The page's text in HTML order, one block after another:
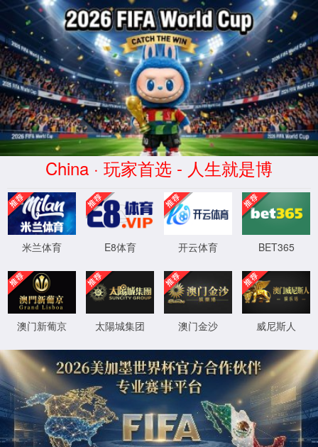
首页
实验室设计·咨询
实验室设计规划
实验室设计标准
实验室系统·方案
实验室通风系统
实验室净化系统
实验室供气系统
实验室供水系统
实验室三废系统
手术室净化系统